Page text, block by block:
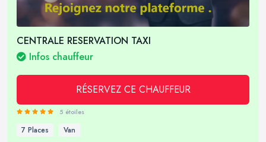
CENTRALE RESERVATION TAXI
Infos chauffeur
RÉSERVEZ CE CHAUFFEUR
5 étoiles
7 Places Van